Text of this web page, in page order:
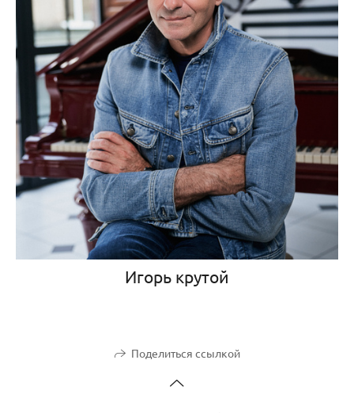
Игорь крутой
Поделиться ссылкой